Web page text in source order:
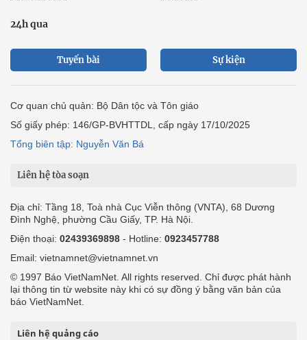
24h qua
Tuyến bài Sự kiện
Cơ quan chủ quản: Bộ Dân tộc và Tôn giáo
Số giấy phép: 146/GP-BVHTTDL, cấp ngày 17/10/2025
Tổng biên tập: Nguyễn Văn Bá
Liên hệ tòa soạn
Địa chỉ: Tầng 18, Toà nhà Cục Viễn thông (VNTA), 68 Dương
Đình Nghệ, phường Cầu Giấy, TP. Hà Nội.
Điện thoại: 02439369898 - Hotline: 0923457788
Email: vietnamnet@vietnamnet.vn
© 1997 Báo VietNamNet. All rights reserved. Chỉ được phát hành
lại thông tin từ website này khi có sự đồng ý bằng văn bản của
báo VietNamNet.
Liên hệ quảng cáo